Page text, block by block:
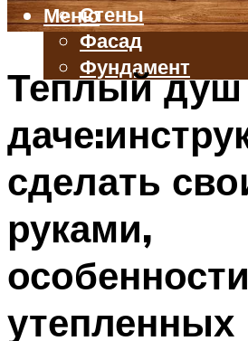
Стены
Фасад
Фундамент
БАЛКОН И ЛОДЖИЯ
ВЕНТИЛЯЦИЯ
ТРУБЫ
Меню
Меню
Теплый душ
сделать
руками,
особенности
утепленных